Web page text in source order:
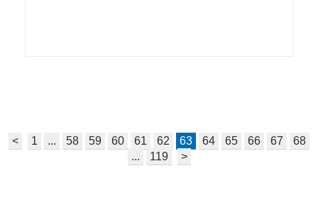
< 1 ... 58 59 60 61 62 63 64 65 66 67
68
...
119 >